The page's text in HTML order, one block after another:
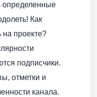
определенные
Как
на проекте?
подписчики.
отметки и
канала.